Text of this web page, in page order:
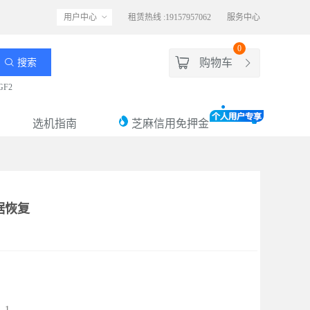
用户中心 租赁热线 :19157957062 服务中心
搜索 购物车
0
选机指南 芝麻信用免押金
恢复